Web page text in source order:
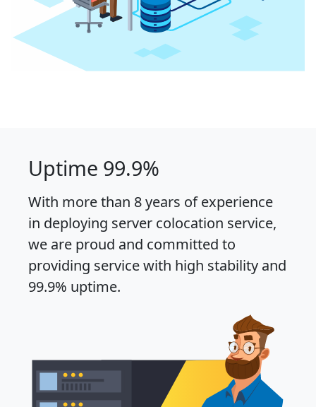
Uptime 99.9%
With more than 8 years of experience
in deploying server colocation service,
we are proud and committed to
providing service with high stability and
99.9% uptime.